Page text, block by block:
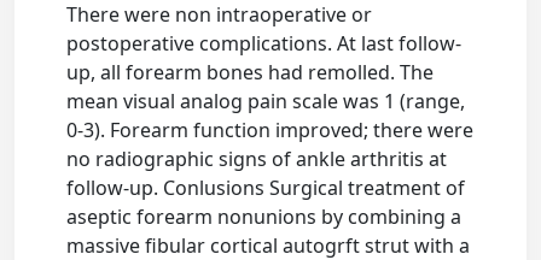
There were non intraoperative or
postoperative complications. At last follow-
up, all forearm bones had remolled. The
mean visual analog pain scale was 1 (range,
0-3). Forearm function improved; there were
no radiographic signs of ankle arthritis at
follow-up. Conlusions Surgical treatment of
aseptic forearm nonunions by combining a
massive fibular cortical autogrft strut with a